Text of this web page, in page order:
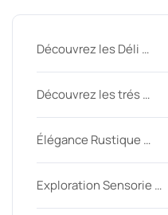
Découvrez les Déli …
Découvrez les trés …
Élégance Rustique …
Exploration Sensorie …